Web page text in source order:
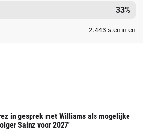
33%
2.443 stemmen
in gesprek met Williams als mogelijke
Sainz voor 2027'